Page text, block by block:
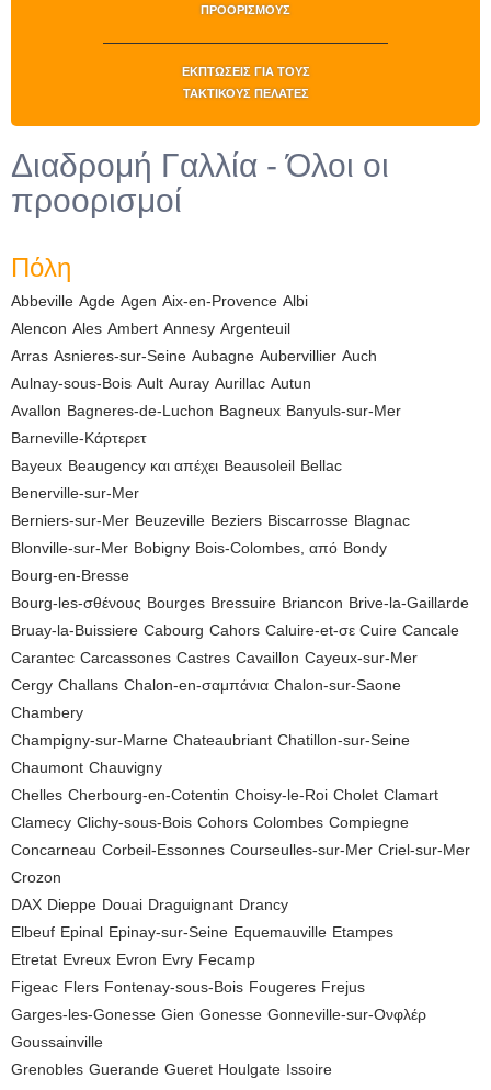
ΠΡΟΟΡΙΣΜΟΎΣ
ΕΚΠΤΏΣΕΙΣ ΓΙΑ ΤΟΥΣ
ΤΑΚΤΙΚΟΎΣ ΠΕΛΆΤΕΣ
Διαδρομή Γαλλία - Όλοι οι
προορισμοί
Πόλη
Abbeville Agde Agen Aix-en-Provence Albi
Alencon Ales Ambert Annesy Argenteuil
Arras Asnieres-sur-Seine Aubagne Aubervillier Auch
Aulnay-sous-Bois Ault Auray Aurillac Autun
Avallon Bagneres-de-Luchon Bagneux Banyuls-sur-Mer
Barneville-Κάρτερετ
Bayeux Beaugency και απέχει Beausoleil Bellac
Benerville-sur-Mer
Berniers-sur-Mer Beuzeville Beziers Biscarrosse Blagnac
Blonville-sur-Mer Bobigny Bois-Colombes, από Bondy
Bourg-en-Bresse
Bourg-les-σθένους Bourges Bressuire Briancon Brive-la-Gaillarde
Bruay-la-Buissiere Cabourg Cahors Caluire-et-σε Cuire Cancale
Carantec Carcassones Castres Cavaillon Cayeux-sur-Mer
Cergy Challans Chalon-en-σαμπάνια Chalon-sur-Saone
Chambery
Champigny-sur-Marne Chateaubriant Chatillon-sur-Seine
Chaumont Chauvigny
Chelles Cherbourg-en-Cotentin Choisy-le-Roi Cholet Clamart
Clamecy Clichy-sous-Bois Cohors Colombes Compiegne
Concarneau Corbeil-Essonnes Courseulles-sur-Mer Criel-sur-Mer
Crozon
DAX Dieppe Douai Draguignant Drancy
Elbeuf Epinal Epinay-sur-Seine Equemauville Etampes
Etretat Evreux Evron Evry Fecamp
Figeac Flers Fontenay-sous-Bois Fougeres Frejus
Garges-les-Gonesse Gien Gonesse Gonneville-sur-Ονφλέρ
Goussainville
Grenobles Guerande Gueret Houlgate Issoire